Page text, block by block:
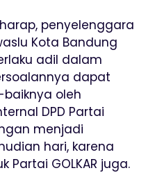
penyelenggara
Kota Bandung
adil dalam
dapat
oleh
DPD Partai
menjadi
hari, karena
GOLKAR juga.